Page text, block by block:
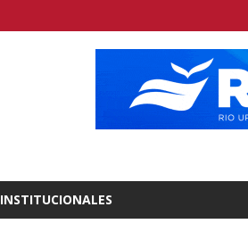
INSTITUCIONALES